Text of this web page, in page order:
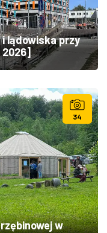
lądowiska przy
2026]
34
w